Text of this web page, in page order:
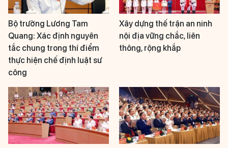
Bộ trưởng Lương Tam
Quang: Xác định nguyên
tắc chung trong thí điểm
thực hiện chế định luật sư
công
Xây dựng thế trận an ninh
nội địa vững chắc, liên
thông, rộng khắp